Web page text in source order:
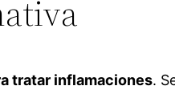
tratar inflamaciones.